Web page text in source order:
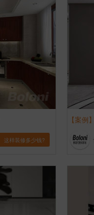
这样装修多少钱?
【案例